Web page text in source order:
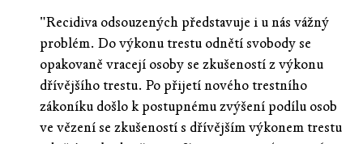
"Recidiva odsouzených představuje i u nás vážný
problém. Do výkonu trestu odnětí svobody se
opakovaně vracejí osoby se zkušeností z výkonu
dřívějšího trestu. Po přijetí nového trestního
zákoníku došlo k postupnému zvýšení podílu osob
ve vězení se zkušeností s dřívějším výkonem trestu